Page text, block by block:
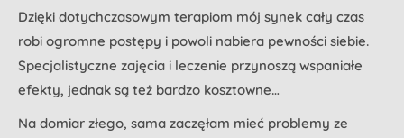
Dzięki dotychczasowym terapiom mój synek cały czas
robi ogromne postępy i powoli nabiera pewności siebie.
Specjalistyczne zajęcia i leczenie przynoszą wspaniałe
efekty, jednak są też bardzo kosztowne…
Na domiar złego, sama zaczęłam mieć problemy ze